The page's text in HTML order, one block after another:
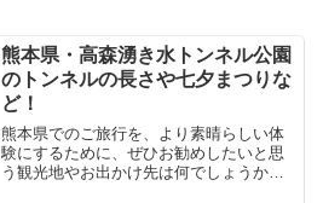
熊本県・高森湧き水トンネル公園
のトンネルの長さや七夕まつりな
ど！
熊本県でのご旅行を、より素晴らしい体
験にするために、ぜひお勧めしたいと思
う観光地やお出かけ先は何でしょうか？